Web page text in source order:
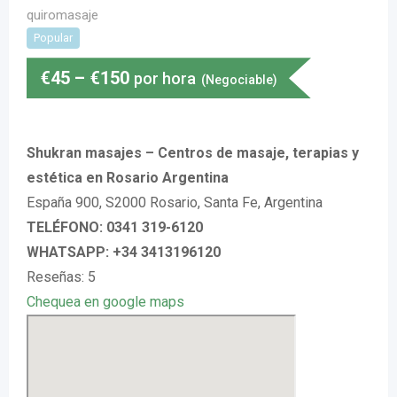
quiromasaje
Popular
€45 – €150 por hora (Negociable)
Shukran masajes – Centros de masaje, terapias y
estética en Rosario Argentina
España 900, S2000 Rosario, Santa Fe, Argentina
TELÉFONO: 0341 319-6120
WHATSAPP: +34 3413196120
Reseñas: 5
Chequea en google maps